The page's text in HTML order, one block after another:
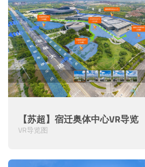
【苏超】宿迁奥体中心VR导览
VR导览图